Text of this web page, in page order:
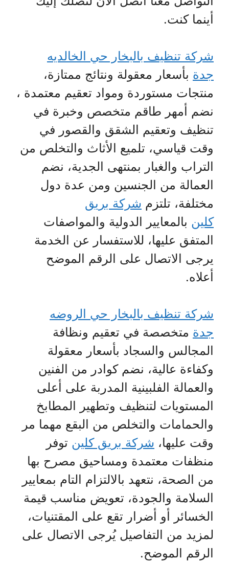
أينما كنت.
شركة تنظيف بالبخار حي الخالديه
جدة بأسعار معقولة ونتائج ممتازة،
منتجات مستوردة ومواد تعقيم معتمدة ،
نضم أمهر طاقم متخصص وخبرة في
تنظيف وتعقيم الشقق والقصور في
وقت قياسي، تلميع الأثاث والتخلص من
التراب والغبار بمنتهى الجدية، نضم
العمالة من الجنسين ومن عدة دول
مختلفة، تلتزم شركة بريق
كلين بالمعايير الدولية والمواصفات
المتفق عليها، للاستفسار عن الخدمة
يرجى الاتصال على الرقم الموضح
أعلاه.
شركة تنظيف بالبخار حي الروضه
جدة متخصصة في تعقيم ونظافة
المجالس والسجاد بأسعار معقولة
وكفاءة عالية، نضم كوادر من الفنين
والعمالة الفلبينية المدربة على أعلى
المستويات لتنظيف وتطهير المطابخ
والحمامات والتخلص من البقع مهما مر
وقت عليها، شركة بريق كلين توفر
منظفات معتمدة ومساحيق مصرح بها
من الصحة، نتعهد بالالتزام التام بمعايير
السلامة والجودة، تعويض مناسب قيمة
الخسائر أو أضرار تقع على المقتنيات،
لمزيد من التفاصيل يُرجى الاتصال على
الرقم الموضح.